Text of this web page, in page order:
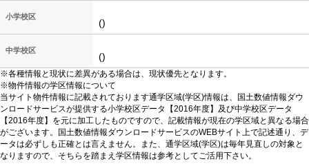
小学校区
()
中学校区
()
※各種情報と現状に差異がある場合は、現状優先となります。
※物件情報の学区情報について
当サイト物件情報に記載されております通学区域(学区)情報は、国土数値情報ダウ
ンロードサービスが提供する小学校区データ【2016年度】及び中学校区データ
【2016年度】を元に加工したものですので、記載情報が現在の学区域と異なる場合
がございます。国土数値情報ダウンロードサービスのWEBサイト上で記述通り、デ
ータは必ずしも正確とは言えません。また、通学区域(学区)は毎年見直しの対象と
なりますので、そちらを踏まえ学区情報は参考としてご活用下さい。